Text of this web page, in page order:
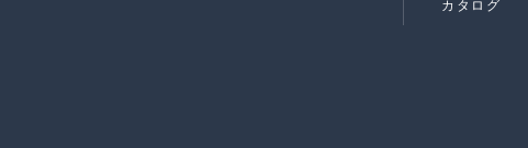
カタログ